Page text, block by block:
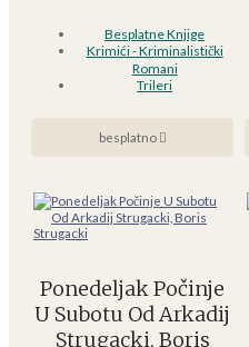
Besplatne Knjige
Krimići - Kriminalistički
Romani
Trileri
besplatno
Ponedeljak Počinje
U Subotu Od Arkadij
Strugacki, Boris